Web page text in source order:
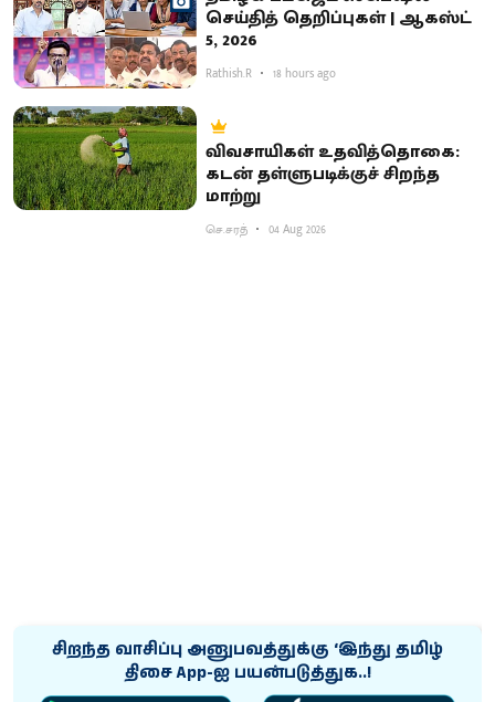
செய்தித் தெறிப்புகள் | ஆகஸ்ட்
5, 2026
Rathish.R 18 hours ago
விவசாயிகள் உதவித்தொகை:
கடன் தள்ளுபடிக்குச் சிறந்த
மாற்று
செ.சரத் 04 Aug 2026
சிறந்த வாசிப்பு அனுபவத்துக்கு ‘இந்து தமிழ்
திசை App-ஐ பயன்படுத்துக..!